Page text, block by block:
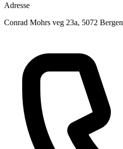
Adresse
Conrad Mohrs veg 23a, 5072 Bergen